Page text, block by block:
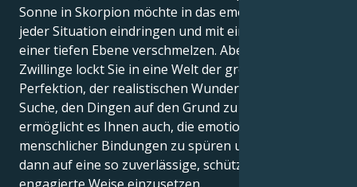
Sonne in Skorpion möchte in das emotionale Herz
jeder Situation eindringen und mit einem Partner auf
einer tiefen Ebene verschmelzen. Aber Ihr Jupiter in
Zwillinge lockt Sie in eine Welt der greifbaren
Perfektion, der realistischen Wunder und der ewigen
Suche, den Dingen auf den Grund zu gehen. Er
ermöglicht es Ihnen auch, die emotionale Fülle
menschlicher Bindungen zu spüren und Ihre Energie
dann auf eine so zuverlässige, schützende und